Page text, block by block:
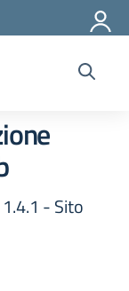
- Sito